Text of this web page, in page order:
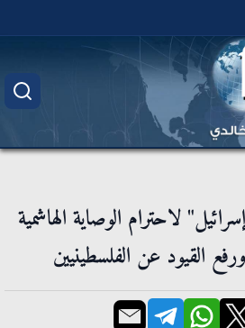
لاحترام الوصاية الهاشمية
القيود عن الفلسطينيين